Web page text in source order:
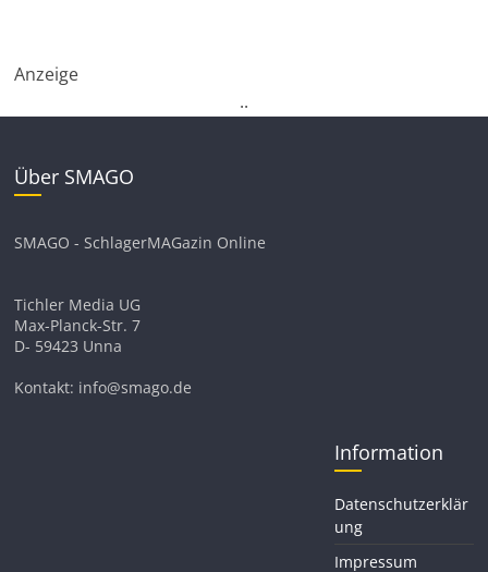
Anzeige
..
Über SMAGO
SMAGO - SchlagerMAGazin Online
Tichler Media UG
Max-Planck-Str. 7
D- 59423 Unna
Kontakt: info@smago.de
Information
Datenschutzerklär
ung
Impressum